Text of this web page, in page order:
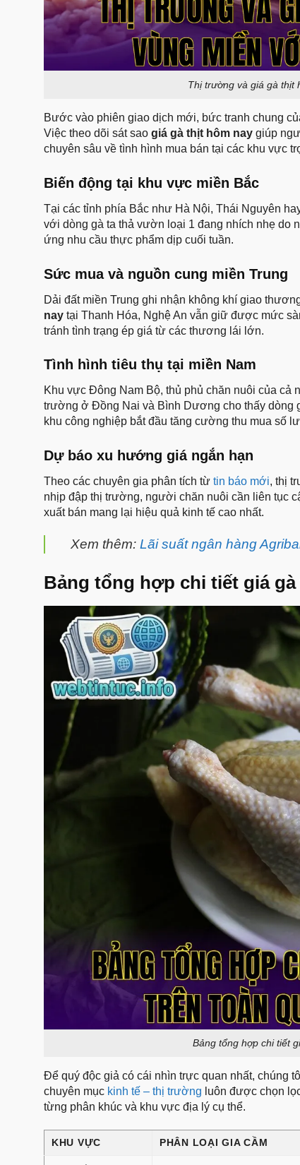
Thị trường và giá gà thịt
Bước vào phiên giao dịch mới, bức tranh chung
Việc theo dõi sát sao giá gà thịt hôm nay giúp
chuyên sâu về tình hình mua bán tại các khu vực
Biến động tại khu vực miền Bắc
Tại các tỉnh phía Bắc như Hà Nội, Thái Nguyên
với dòng gà ta thả vườn loại 1 đang nhích nhẹ do
ứng nhu cầu thực phẩm dịp cuối tuần.
Sức mua và nguồn cung miền Trung
Dải đất miền Trung ghi nhận không khí giao
nay tại Thanh Hóa, Nghệ An vẫn giữ được mức
tránh tình trạng ép giá từ các thương lái lớn.
Tình hình tiêu thụ tại miền Nam
Khu vực Đông Nam Bộ, thủ phủ chăn nuôi của cả
trường ở Đồng Nai và Bình Dương cho thấy dòng
khu công nghiệp bắt đầu tăng cường thu mua số
Dự báo xu hướng giá ngắn hạn
Theo các chuyên gia phân tích từ tin báo mới, thị
nhịp đập thị trường, người chăn nuôi cần liên tục
xuất bán mang lại hiệu quả kinh tế cao nhất.
Xem thêm: Lãi suất ngân hàng
Bảng tổng hợp chi tiết giá
Bảng tổng hợp chi tiết
Để quý độc giả có cái nhìn trực quan nhất, chúng
chuyên mục kinh tế – thị trường luôn được chọn
từng phân khúc và khu vực địa lý cụ thể.
KHU VỰC PHÂN LOẠI GIA CẦM